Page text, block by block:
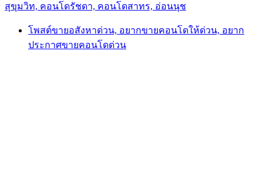
สุขุมวิท, คอนโดรัชดา, คอนโดสาทร, อ่อนนุช
โพสต์ขายอสังหาด่วน, อยากขายคอนโดให้ด่วน, อยาก
ประกาศขายคอนโดด่วน